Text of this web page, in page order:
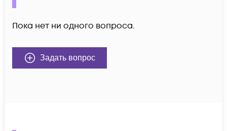
Пока нет ни одного вопроса.
Задать вопрос